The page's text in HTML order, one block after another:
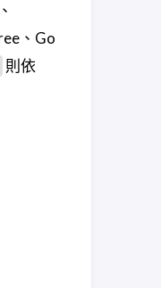
、Go
則依